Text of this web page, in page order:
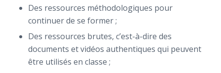
Des ressources méthodologiques pour
continuer de se former ;
Des ressources brutes, c’est-à-dire des
documents et vidéos authentiques qui peuvent
être utilisés en classe ;